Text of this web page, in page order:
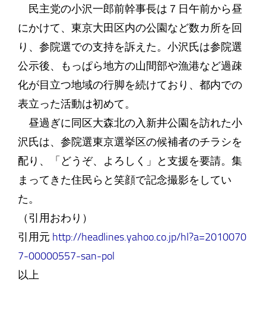
民主党の小沢一郎前幹事長は７日午前から昼
にかけて、東京大田区内の公園など数カ所を回
り、参院選での支持を訴えた。小沢氏は参院選
公示後、もっぱら地方の山間部や漁港など過疎
化が目立つ地域の行脚を続けており、都内での
表立った活動は初めて。
昼過ぎに同区大森北の入新井公園を訪れた小
沢氏は、参院選東京選挙区の候補者のチラシを
配り、「どうぞ、よろしく」と支援を要請。集
まってきた住民らと笑顔で記念撮影をしてい
た。
（引用おわり）
引用元 http://headlines.yahoo.co.jp/hl?a=2010070
7-00000557-san-pol
以上